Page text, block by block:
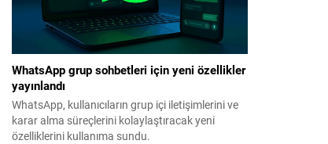
WhatsApp grup sohbetleri için yeni özellikler
yayınlandı
WhatsApp, kullanıcıların grup içi iletişimlerini ve
karar alma süreçlerini kolaylaştıracak yeni
özelliklerini kullanıma sundu.